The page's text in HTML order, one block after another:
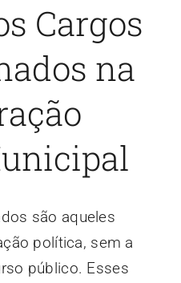
Cargos
na
são aqueles
política, sem a
público. Esses